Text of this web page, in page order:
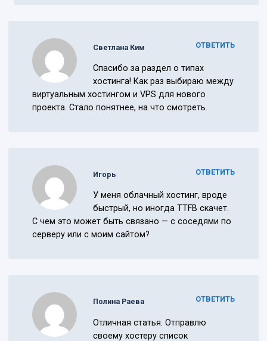
ОТВЕТИТЬ
Светлана Ким
Спасибо за раздел о типах
хостинга! Как раз выбираю между
виртуальным хостингом и VPS для нового
проекта. Стало понятнее, на что смотреть.
ОТВЕТИТЬ
Игорь
У меня облачный хостинг, вроде
быстрый, но иногда TTFB скачет.
С чем это может быть связано — с соседями по
серверу или с моим сайтом?
ОТВЕТИТЬ
Полина Раева
Отличная статья. Отправлю
своему хостеру список